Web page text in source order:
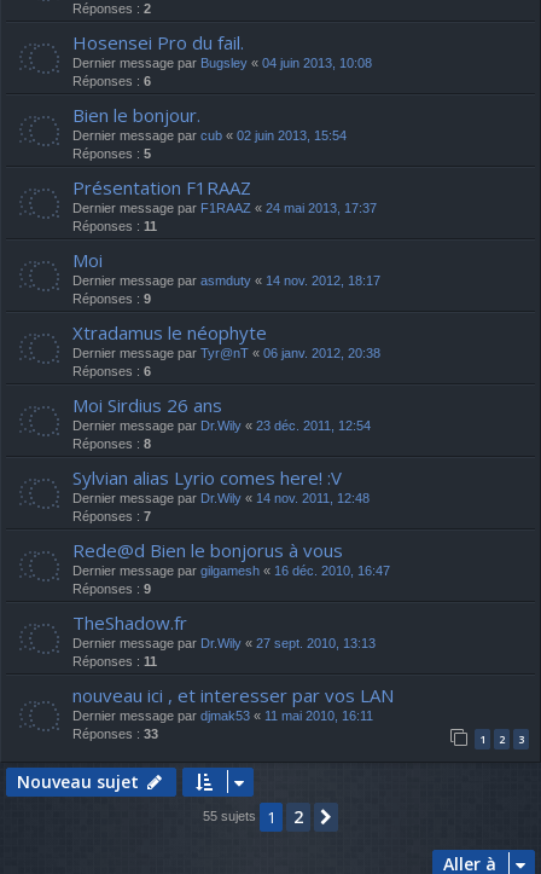
Réponses : 2
Hosensei Pro du fail.
Dernier message par Bugsley « 04 juin 2013, 10:08
Réponses : 6
Bien le bonjour.
Dernier message par cub « 02 juin 2013, 15:54
Réponses : 5
Présentation F1RAAZ
Dernier message par F1RAAZ « 24 mai 2013, 17:37
Réponses : 11
Moi
Dernier message par asmduty « 14 nov. 2012, 18:17
Réponses : 9
Xtradamus le néophyte
Dernier message par Tyr@nT « 06 janv. 2012, 20:38
Réponses : 6
Moi Sirdius 26 ans
Dernier message par Dr.Wily « 23 déc. 2011, 12:54
Réponses : 8
Sylvian alias Lyrio comes here! :V
Dernier message par Dr.Wily « 14 nov. 2011, 12:48
Réponses : 7
Rede@d Bien le bonjorus à vous
Dernier message par gilgamesh « 16 déc. 2010, 16:47
Réponses : 9
TheShadow.fr
Dernier message par Dr.Wily « 27 sept. 2010, 13:13
Réponses : 11
nouveau ici , et interesser par vos LAN
Dernier message par djmak53 « 11 mai 2010, 16:11
Réponses : 33 1 2 3
Nouveau sujet
55 sujets 1 2
Aller à